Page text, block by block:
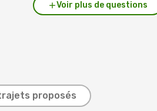
Voir plus de questions
proposés